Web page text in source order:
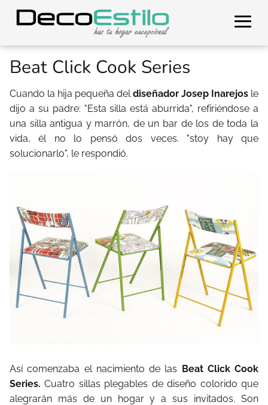
Beat Click Cook Series
Cuando la hija pequeña deldiseñador Josep Inarejos le
dijo a su padre: "Esta silla está aburrida", refiriéndose a
una silla antigua y marrón, de un bar de los de toda la
vida, él no lo pensó dos veces. "stoy hay que
solucionarlo", le respondió.
Así comenzaba el nacimiento de las Beat Click Cook
Series. Cuatro sillas plegables de diseño colorido que
alegrarán más de un hogar y a sus invitados. Son